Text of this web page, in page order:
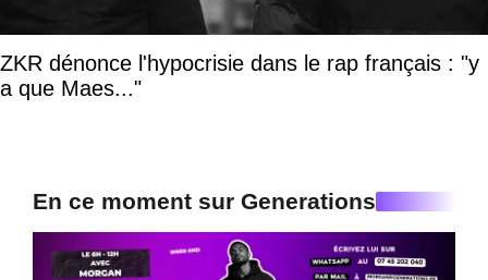
ZKR dénonce l'hypocrisie dans le rap français : "y
a que Maes..."
En ce moment sur Generations